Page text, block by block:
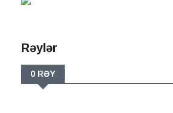
Rəylər
0 RƏY